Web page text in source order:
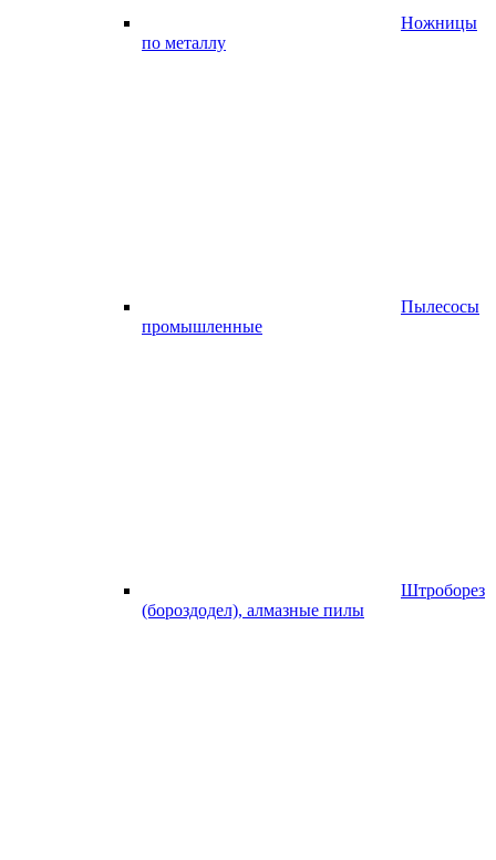
Ножницы
по металлу
Пылесосы
промышленные
Штроборез
(бороздодел), алмазные пилы